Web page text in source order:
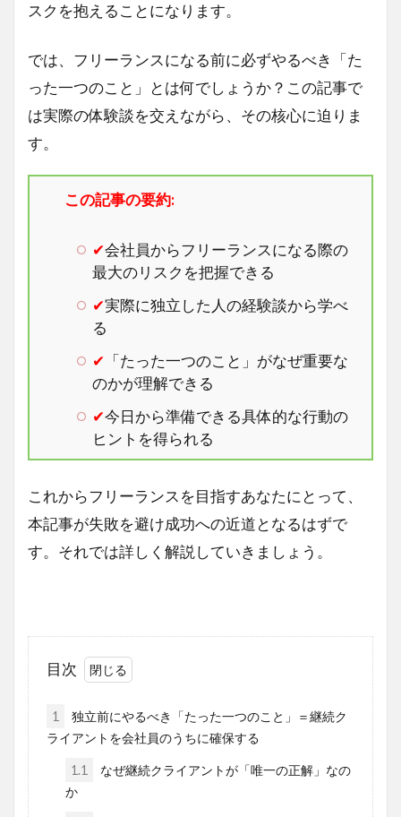
スクを抱えることになります。
では、フリーランスになる前に必ずやるべき「た
った一つのこと」とは何でしょうか？この記事で
は実際の体験談を交えながら、その核心に迫りま
す。
この記事の要約:
✔会社員からフリーランスになる際の
最大のリスクを把握できる
✔実際に独立した人の経験談から学べ
る
✔ 「たった一つのこと」がなぜ重要な
のかが理解できる
✔今日から準備できる具体的な行動の
ヒントを得られる
これからフリーランスを目指すあなたにとって、
本記事が失敗を避け成功への近道となるはずで
す。それでは詳しく解説していきましょう。
目次
1
独立前にやるべき「たった一つのこと」＝継続ク
ライアントを会社員のうちに確保する
1.1
なぜ継続クライアントが「唯一の正解」なの
か